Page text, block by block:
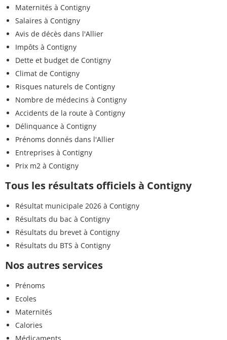
Maternités à Contigny
Salaires à Contigny
Avis de décès dans l'Allier
Impôts à Contigny
Dette et budget de Contigny
Climat de Contigny
Risques naturels de Contigny
Nombre de médecins à Contigny
Accidents de la route à Contigny
Délinquance à Contigny
Prénoms donnés dans l'Allier
Entreprises à Contigny
Prix m2 à Contigny
Tous les résultats officiels à Contigny
Résultat municipale 2026 à Contigny
Résultats du bac à Contigny
Résultats du brevet à Contigny
Résultats du BTS à Contigny
Nos autres services
Prénoms
Ecoles
Maternités
Calories